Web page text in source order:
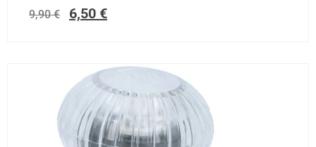
9,90€ 6,50 €